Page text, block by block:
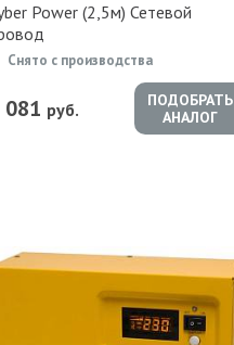
Power (2,5м) Сетевой
Снято с производства
081 руб.
ПОДОБРАТЬ
АНАЛОГ